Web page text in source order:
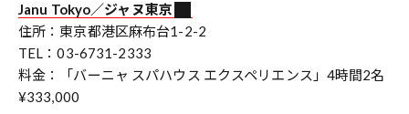
Janu Tokyo／ジャヌ東京
住所：東京都港区麻布台1-2-2
TEL：03-6731-2333
料金：「バーニャ スパハウス エクスペリエンス」4時間2名
¥333,000